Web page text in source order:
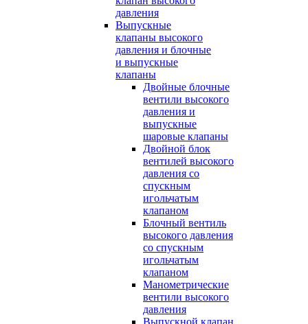
давления
Выпускные
клапаны высокого
давления и блочные
и выпускные
клапаны
Двойные блочные
вентили высокого
давления и
выпускные
шаровые клапаны
Двойной блок
вентилей высокого
давления со
спускным
игольчатым
клапаном
Блочный вентиль
высокого давления
со спускным
игольчатым
клапаном
Манометрические
вентили высокого
давления
Выпускной клапан